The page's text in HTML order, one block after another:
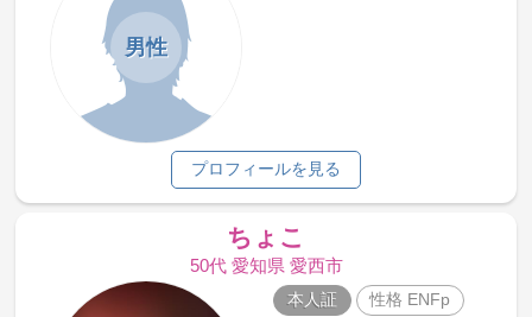
男性
プロフィールを見る
ちょこ
50代 愛知県 愛西市
本人証 性格 ENFp